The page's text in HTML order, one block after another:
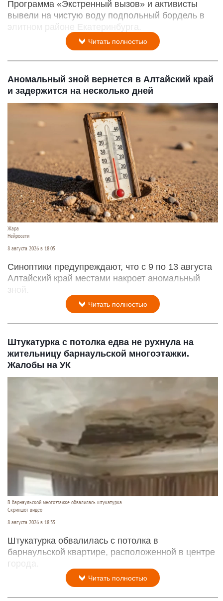
Программа «Экстренный вызов» и активисты
вывели на чистую воду подпольный бордель в
элитном районе Екатеринбурга.
Читать полностью
Аномальный зной вернется в Алтайский край
и задержится на несколько дней
Жара
Нейросети
8 августа 2026 в 18:05
Синоптики предупреждают, что с 9 по 13 августа
Алтайский край местами накроет аномальный
зной.
Читать полностью
Штукатурка с потолка едва не рухнула на
жительницу барнаульской многоэтажки.
Жалобы на УК
В барнаульской многоэтажке обвалилась штукатурка.
Скриншот видео
8 августа 2026 в 18:35
Штукатурка обвалилась с потолка в
барнаульской квартире, расположенной в центре
города.
Читать полностью